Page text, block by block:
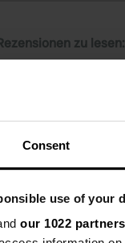
Consent
use of your
our 1022 partners
zu lesen:
von